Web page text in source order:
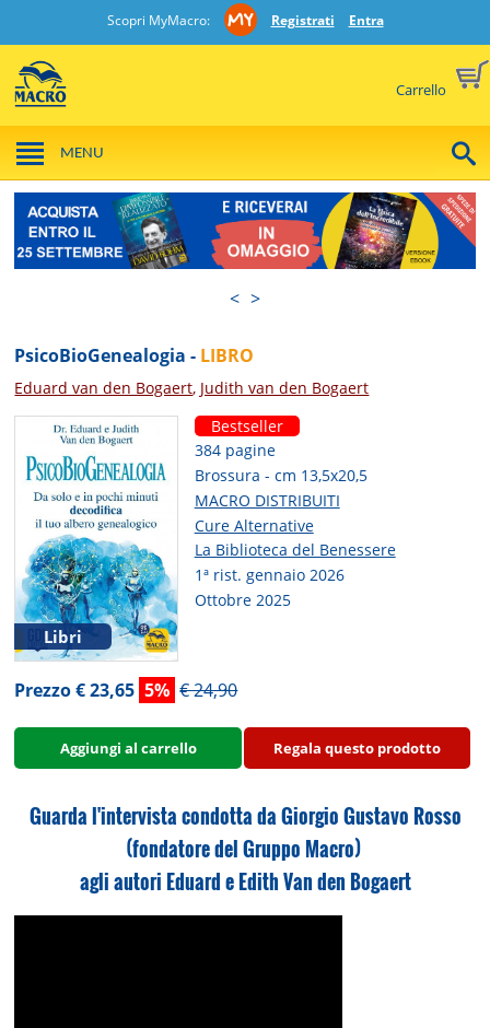
Scopri MyMacro: Registrati Entra
Carrello
MENU
< >
PsicoBioGenealogia - LIBRO
Eduard van den Bogaert, Judith van den Bogaert
Libri
Bestseller
384 pagine
Brossura - cm 13,5x20,5
MACRO DISTRIBUITI
Cure Alternative
La Biblioteca del Benessere
1ª rist. gennaio 2026
Ottobre 2025
Prezzo € 23,65 5% € 24,90
Aggiungi al carrello Regala questo prodotto
Guarda l'intervista condotta da Giorgio Gustavo Rosso
(fondatore del Gruppo Macro)
agli autori Eduard e Edith Van den Bogaert